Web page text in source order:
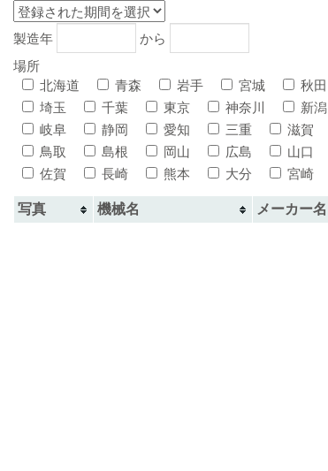
製造年
から
場所
北海道
青森 岩手 宮城 秋田
埼玉
千葉 東京 神奈川 新潟
岐阜
静岡 愛知 三重 滋賀
鳥取
島根 岡山 広島 山口
佐賀
長崎 熊本 大分 宮崎
写真 機械名 メーカー名